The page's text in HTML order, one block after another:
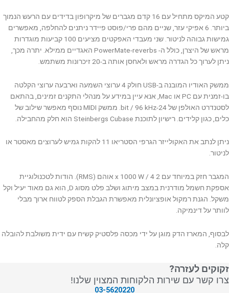
קטע המיקס מתחיל עם 16 קדם מגברים של מיקרופון בדידים עם הרעש הנמוך
ביותר. 6 אפיקי עזר, שניים מהם פרי/פוסט פיידר ניתנים להחלפה, מאפשרים
גמישות גבוהה לניטור. שני מעבדי האפקטים מציעים 100 קביעות מוגדרות
מראש של היצרן, כולל ה- PowerMate-reverbs האגדיים ממילא. יתרה מכך,
ניתן לערוך כל הגדרה מראש ולאחסן אותה ב-20 זיכרונות משתמש.
ממשק האודיו המובנה ב-USB חולק 4 ערוצי השמעה וארבעה ערוצי הקלטה
בו-זמנית עם PC או Mac, אנא עיין במידע על מנהלי התקנים זמינים, בהתאם
לסטנדרט האולפן של 24-bit / 96 kHz. ממשק MIDI נוסף מאפשר שילוב של
כלים, כגון קלידים. רישיון לתוכנת Steinbergs Cubase הוא חלק מהחבילה.
ניתן לנתב את האקולייזר הגרפי הסטריאו 11 להקות גמיש לערוצים מאסטר או
לניטור.
המגבר חזק במיוחד עם 2 x 1000 W / 4 אוהם (RMS). הודות לטכנולוגיית
אספקת חשמל מודרנית במצב מיתוג ושלב פלט מסוג D, הוא גם מאוד יעיל וקל
משקל. הגנת רמקול אופציונלית מאפשרת הגבלת הספק לטווח ארוך מבלי
לוותר על דינמיקה.
לבסוף, המארז הדק מוגן על ידי מכסה פלסטיק קשיח עם ידית משולבת להובלה
קלה.
זקוקים לעזרה?
צרו קשר עם שירות הלקוחות המצוין שלנו!
03-5620220